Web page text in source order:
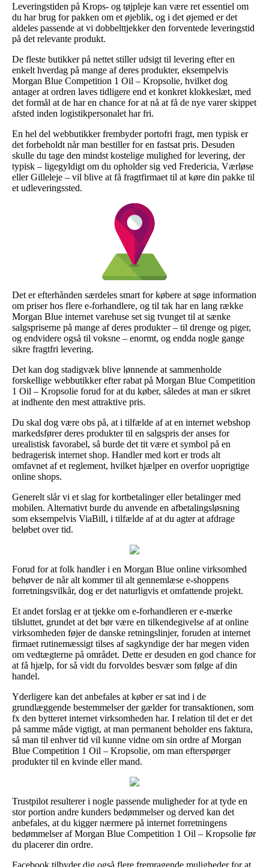
Leveringstiden på Krops- og tøjpleje kan være ret essentiel om
du har brug for pakken om et øjeblik, og i det øjemed er det
aldeles passende at vi dobbelttjekker den forventede leveringstid
på det relevante produkt.
De fleste butikker på nettet stiller udsigt til levering efter en
enkelt hverdag på mange af deres produkter, eksempelvis
Morgan Blue Competition 1 Oil – Kropsolie, hvilket dog
antager at ordren laves tidligere end et konkret klokkeslæt, med
det formål at de har en chance for at nå at få de nye varer skippet
afsted inden logistikpersonalet har fri.
En hel del webbutikker frembyder portofri fragt, men typisk er
det forbeholdt når man bestiller for en fastsat pris. Desuden
skulle du tage den mindst kostelige mulighed for levering, der
typisk – ligegyldigt om du opholder sig ved Fredericia, Værløse
eller Gilleleje – vil blive at få fragtfirmaet til at køre din pakke til
et udleveringssted.
Det er efterhånden særdeles smart for købere at søge information
om priser hos flere e-forhandlere, og til tak har en lang række
Morgan Blue internet varehuse set sig tvunget til at sænke
salgspriserne på mange af deres produkter – til drenge og piger,
og endvidere også til voksne – enormt, og endda nogle gange
sikre fragtfri levering.
Det kan dog stadigvæk blive lønnende at sammenholde
forskellige webbutikker efter rabat på Morgan Blue Competition
1 Oil – Kropsolie forud for at du køber, således at man er sikret
at indhente den mest attraktive pris.
Du skal dog være obs på, at i tilfælde af at en internet webshop
markedsfører deres produkter til en salgspris der anses for
urealistisk favorabel, så burde det tit være et symbol på en
bedragerisk internet shop. Handler med kort er trods alt
omfavnet af et reglement, hvilket hjælper en overfor uoprigtige
online shops.
Generelt slår vi et slag for kortbetalinger eller betalinger med
mobilen. Alternativt burde du anvende en afbetalingsløsning
som eksempelvis ViaBill, i tilfælde af at du agter at afdrage
beløbet over tid.
Forud for at folk handler i en Morgan Blue online virksomhed
behøver de når alt kommer til alt gennemlæse e-shoppens
forretningsvilkår, dog er det naturligvis et omfattende projekt.
Et andet forslag er at tjekke om e-forhandleren er e-mærke
tilsluttet, grundet at det bør være en tilkendegivelse af at online
virksomheden føjer de danske retningslinjer, foruden at internet
firmaet rutinemæssigt tilses af sagkyndige der har megen viden
om vedtægterne på området. Dette er desuden en god chance for
at få hjælp, for så vidt du forvoldes besvær som følge af din
handel.
Yderligere kan det anbefales at køber er sat ind i de
grundlæggende bestemmelser der gælder for transaktionen, som
fx den bytteret internet virksomheden har. I relation til det er det
på samme måde vigtigt, at man permanent beholder ens faktura,
så man til enhver tid vil kunne vidne om sin ordre af Morgan
Blue Competition 1 Oil – Kropsolie, om man efterspørger
produkter til en kvinde eller mand.
Trustpilot resulterer i nogle passende muligheder for at tyde en
stor portion andre kunders bedømmelser og derved kan det
anbefales, at du kigger nærmere på internet forretningens
bedømmelser af Morgan Blue Competition 1 Oil – Kropsolie før
du placerer din ordre.
Facebook tilbyder dig også flere fremragende muligheder for at